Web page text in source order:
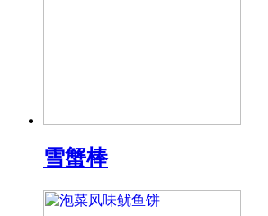
雪蟹棒